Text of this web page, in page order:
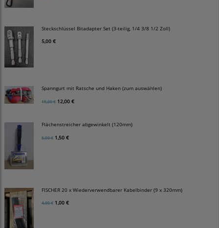
Steckschlüssel Bitadapter Set (3-teilig, 1/4 3/8 1/2 Zoll)
5,00 €
Spanngurt mit Ratsche und Haken (zum auswählen)
15,00 € 12,00 €
Flächenstreicher abgewinkelt (120mm)
5,00 € 1,50 €
FISCHER 20 x Wiederverwendbarer Kabelbinder (9 x 320mm)
4,00 € 1,00 €